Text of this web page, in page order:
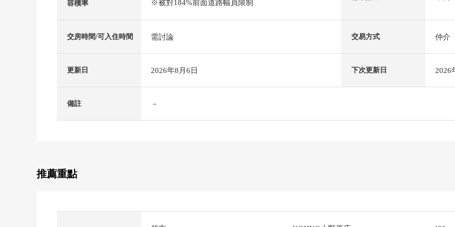
容積率
※被對184%前面道路幅員限制
交房時間/可入住時間 需討論 交易方式 仲介
更新日 2026年8月6日 下次更新日 2026
備註 －
推薦重點